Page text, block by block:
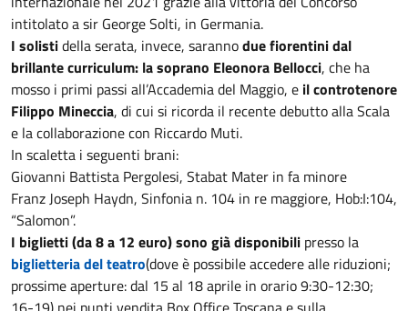
intitolato a sir George Solti, in Germania.
I solistidella serata, invece, sarannodue fiorentini dal
brillante curriculum: la soprano Eleonora Bellocci, che ha
mosso i primi passi all’Accademia del Maggio, e il controtenore
Filippo Mineccia, di cui si ricorda il recente debutto alla Scala
e la collaborazione con Riccardo Muti.
In scaletta i seguenti brani:
Giovanni Battista Pergolesi, Stabat Mater in fa minore
Franz Joseph Haydn, Sinfonia n. 104 in re maggiore, Hob:I:104,
“Salomon”.
I biglietti (da 8 a 12 euro) sono già disponibili presso la
biglietteria del teatro(dove è possibile accedere alle riduzioni;
prossime aperture: dal 15 al 18 aprile in orario 9:30-12:30;